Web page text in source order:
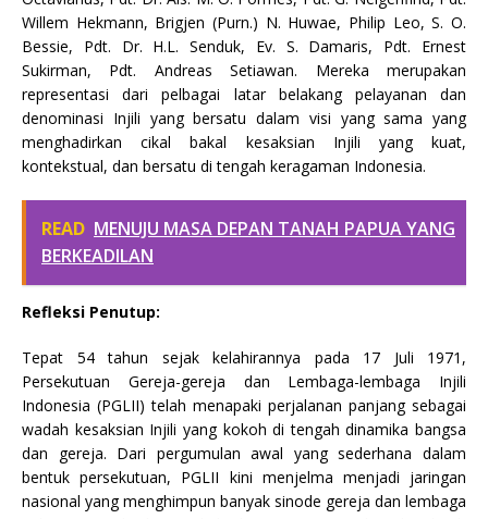
Willem Hekmann, Brigjen (Purn.) N. Huwae, Philip Leo, S. O.
Bessie, Pdt. Dr. H.L. Senduk, Ev. S. Damaris, Pdt. Ernest
Sukirman, Pdt. Andreas Setiawan. Mereka merupakan
representasi dari pelbagai latar belakang pelayanan dan
denominasi Injili yang bersatu dalam visi yang sama yang
menghadirkan cikal bakal kesaksian Injili yang kuat,
kontekstual, dan bersatu di tengah keragaman Indonesia.
READ MENUJU MASA DEPAN TANAH PAPUA YANG
BERKEADILAN
Refleksi Penutup:
Tepat 54 tahun sejak kelahirannya pada 17 Juli 1971,
Persekutuan Gereja-gereja dan Lembaga-lembaga Injili
Indonesia (PGLII) telah menapaki perjalanan panjang sebagai
wadah kesaksian Injili yang kokoh di tengah dinamika bangsa
dan gereja. Dari pergumulan awal yang sederhana dalam
bentuk persekutuan, PGLII kini menjelma menjadi jaringan
nasional yang menghimpun banyak sinode gereja dan lembaga